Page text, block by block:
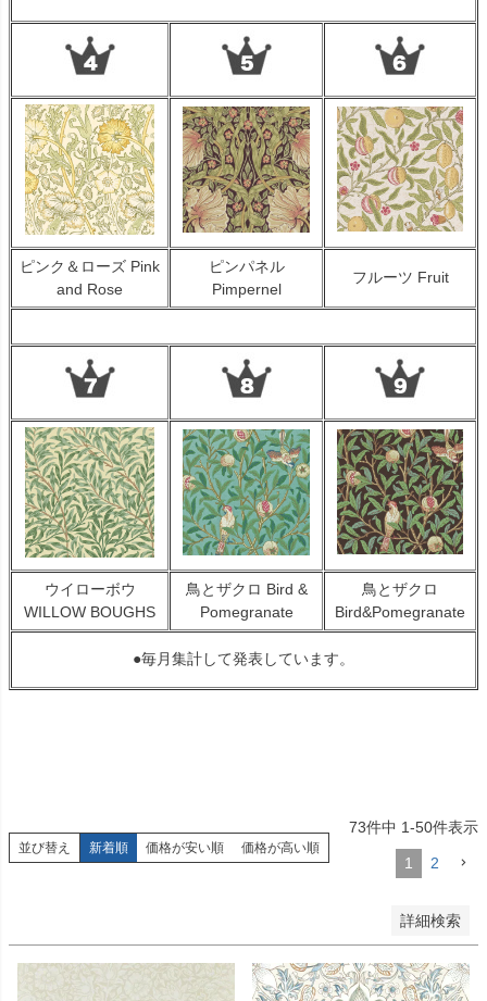
ピンク＆ローズ Pink
and Rose
ピンパネル
Pimpernel
フルーツ Fruit
ウイローボウ
WILLOW BOUGHS
鳥とザクロ Bird &
Pomegranate
鳥とザクロ
Bird&Pomegranate
●毎月集計して発表しています。
並び替え 新着順 価格が安い順 価格が高い順
73件中 1-50件表示
1 2
詳細検索
〜
家具のカラー
ブラウン色
ウォールナット色
ホワイト色
マホガニー色
ナチュラル色
ゴールド・雑貨
シルバー・雑貨
ホワイト・雑貨
在庫なし商品
在庫なし商品を表示しない
商品番号/JANコード
バンドル販売
予約商品
予約商品のみを表示
新着順
キーワードヒット順